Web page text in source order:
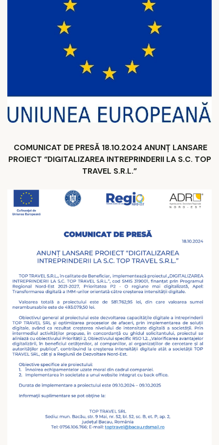
COMUNICAT DE PRESĂ 18.10.2024 ANUNȚ LANSARE
PROIECT “DIGITALIZAREA INTREPRINDERII LA S.C. TOP
TRAVEL S.R.L.”